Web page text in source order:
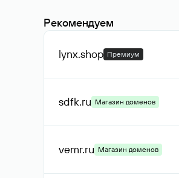
Рекомендуем
lynx.shop Премиум
sdfk.ru Магазин доменов
vemr.ru Магазин доменов